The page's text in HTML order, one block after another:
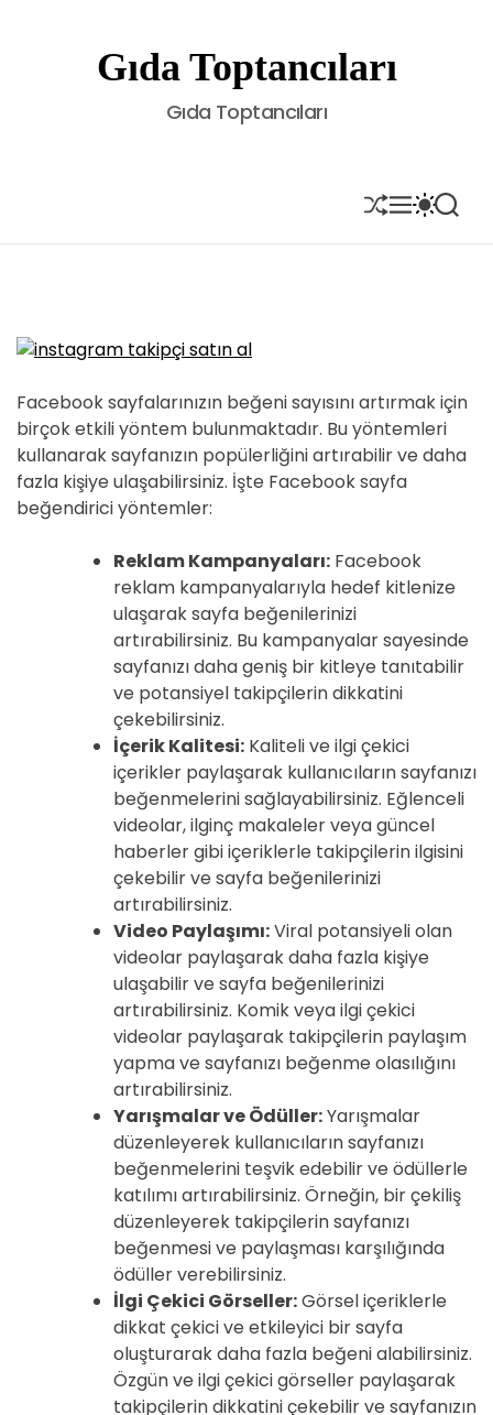
t
Gıda Toptancıları
Gıda Toptancıları
S
H
U
M
E
N
S
W
I
R
M
O
D
S
E
A
Facebook sayfalarınızın beğeni sayısını artırmak için
birçok etkili yöntem bulunmaktadır. Bu yöntemleri
kullanarak sayfanızın popülerliğini artırabilir ve daha
fazla kişiye ulaşabilirsiniz. İşte Facebook sayfa
beğendirici yöntemler:
Reklam Kampanyaları: Facebook
reklam kampanyalarıyla hedef kitlenize
ulaşarak sayfa beğenilerinizi
artırabilirsiniz. Bu kampanyalar sayesinde
sayfanızı daha geniş bir kitleye tanıtabilir
ve potansiyel takipçilerin dikkatini
çekebilirsiniz.
İçerik Kalitesi: Kaliteli ve ilgi çekici
içerikler paylaşarak kullanıcıların sayfanızı
beğenmelerini sağlayabilirsiniz. Eğlenceli
videolar, ilginç makaleler veya güncel
haberler gibi içeriklerle takipçilerin ilgisini
çekebilir ve sayfa beğenilerinizi
artırabilirsiniz.
Video Paylaşımı:Viral potansiyeli olan
videolar paylaşarak daha fazla kişiye
ulaşabilir ve sayfa beğenilerinizi
artırabilirsiniz. Komik veya ilgi çekici
videolar paylaşarak takipçilerin paylaşım
yapma ve sayfanızı beğenme olasılığını
artırabilirsiniz.
Yarışmalar ve Ödüller:Yarışmalar
düzenleyerek kullanıcıların sayfanızı
beğenmelerini teşvik edebilir ve ödüllerle
katılımı artırabilirsiniz. Örneğin, bir çekiliş
düzenleyerek takipçilerin sayfanızı
beğenmesi ve paylaşması karşılığında
ödüller verebilirsiniz.
İlgi Çekici Görseller:Görsel içeriklerle
dikkat çekici ve etkileyici bir sayfa
oluşturarak daha fazla beğeni alabilirsiniz.
Özgün ve ilgi çekici görseller paylaşarak
takipçilerin dikkatini çekebilir ve sayfanızın